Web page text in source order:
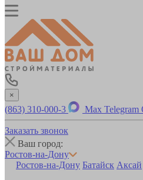
×
(863) 310-000-3 Max Telegram
Заказать звонок
Ваш город:
Ростов-на-Дону
Ростов-на-Дону Батайск Аксай